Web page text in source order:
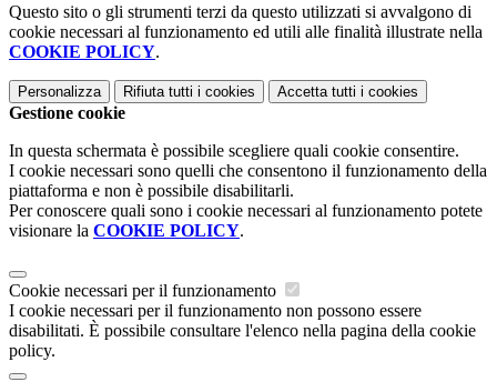
Questo sito o gli strumenti terzi da questo utilizzati si avvalgono di
cookie necessari al funzionamento ed utili alle finalità illustrate nella
COOKIE POLICY.
Personalizza Rifiuta tutti i cookies Accetta tutti i cookies
Gestione cookie
In questa schermata è possibile scegliere quali cookie consentire.
I cookie necessari sono quelli che consentono il funzionamento della
piattaforma e non è possibile disabilitarli.
Per conoscere quali sono i cookie necessari al funzionamento potete
visionare la COOKIE POLICY.
Cookie necessari per il funzionamento
I cookie necessari per il funzionamento non possono essere
disabilitati. È possibile consultare l'elenco nella pagina della cookie
policy.